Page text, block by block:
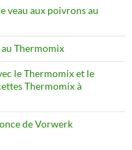
veau aux poivrons au
Thermomix
le Thermomix et le
Thermomix à
de Vorwerk